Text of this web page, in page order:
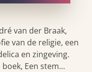
van der Braak,
van de religie, een
en zingeving.
Een stem…